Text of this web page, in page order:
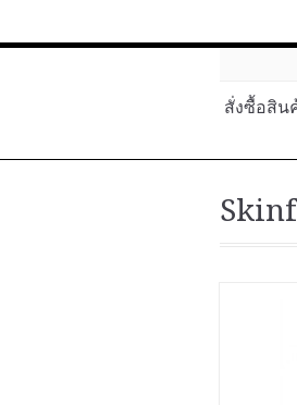
สั่งซื้อสิน